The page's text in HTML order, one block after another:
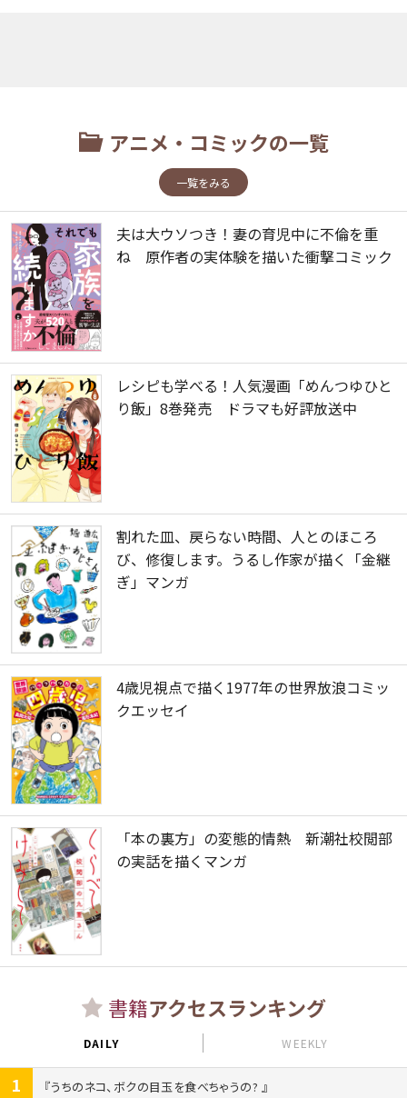
アニメ・コミックの一覧
一覧をみる
夫は大ウソつき！妻の育児中に不倫を重
ね 原作者の実体験を描いた衝撃コミック
レシピも学べる！人気漫画「めんつゆひと
り飯」8巻発売 ドラマも好評放送中
割れた皿、戻らない時間、人とのほころ
び、修復します。うるし作家が描く「金継
ぎ」マンガ
4歳児視点で描く1977年の世界放浪コミッ
クエッセイ
「本の裏方」の変態的情熱 新潮社校閲部
の実話を描くマンガ
書籍アクセスランキング
DAILY WEEKLY
1
うちのネコ、ボクの目玉を食べちゃうの?